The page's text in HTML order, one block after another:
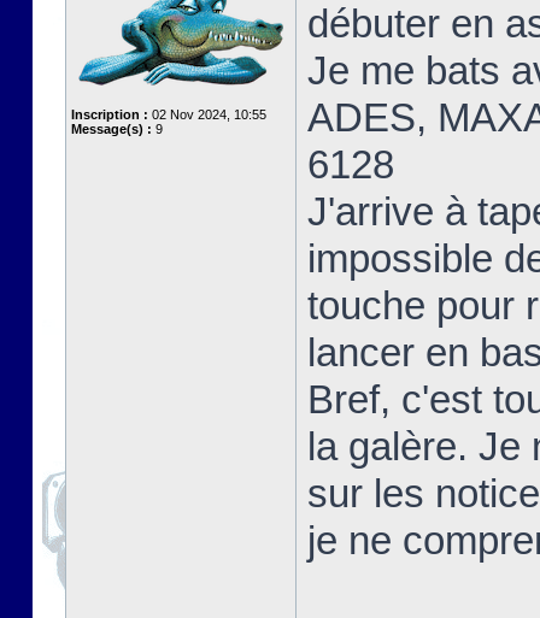
Inscription : 02 Nov 2024, 10:55
Message(s) : 9
débuter en
Je me bats
ADES,
6128
J'arrive à
impossible
touche pour
lancer en
Bref, c'est
la galère. Je
sur les
je ne